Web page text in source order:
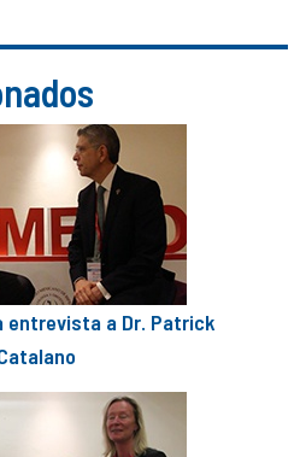
entrevista a Dr. Patrick